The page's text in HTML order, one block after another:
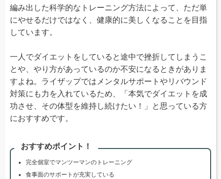
編み出した科学的なトレーニング方法によって、ただ単
にやせるだけではなく、健康的に美しくなることを目指
しています。
一人でダイエットをしていると途中で挫折してしまうこ
とや、やり方があっているのか不安になるときがありま
すよね。ライザップではメンタルサポートやリバウンド
対策にも力を入れているため、「本気でダイエットを成
功させ、その体型を維持し続けたい！」と思っている方
におすすめです。
おすすめポイント！
完全個室でマンツーマンのトレーニング
食事面のサポートが充実している